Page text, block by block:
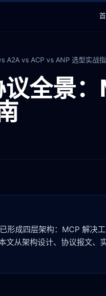
A2A vs ACP vs ANP 选型实战
全景
形成四层架构：MCP 解决
文从架构设计、协议报文、